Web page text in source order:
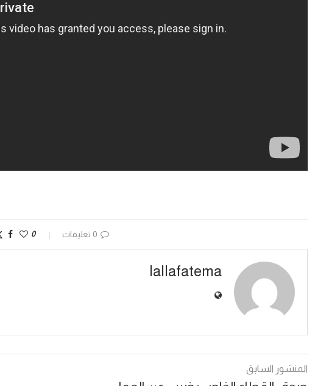
0 تعليقات 0
lallafatema
المنشور السابق